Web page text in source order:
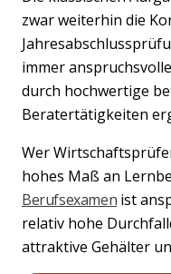
zwar weiterhin die
immer
durch hochwertige
Beratertätigkeiten
Wer
hohes Maß an
Berufsexamen ist
relativ hohe
attraktive Gehälter